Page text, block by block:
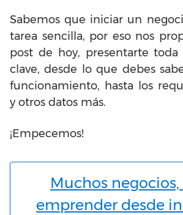
Sabemos que iniciar un
tarea sencilla, por eso nos
post de hoy, presentarte
clave, desde lo que debes
funcionamiento, hasta los
y otros datos más.
¡Empecemos!
Muchos
emprender desde